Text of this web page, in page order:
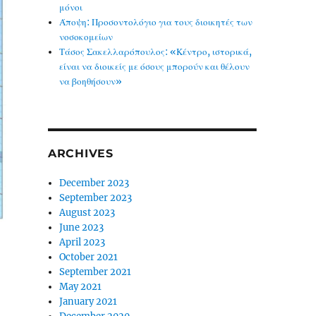
μόνοι
Άποψη: Προσοντολόγιο για τους διοικητές των
νοσοκομείων
Τάσος Σακελλαρόπουλος: «Κέντρο, ιστορικά,
είναι να διοικείς με όσους μπορούν και θέλουν
να βοηθήσουν»
ARCHIVES
December 2023
September 2023
August 2023
June 2023
April 2023
October 2021
September 2021
May 2021
January 2021